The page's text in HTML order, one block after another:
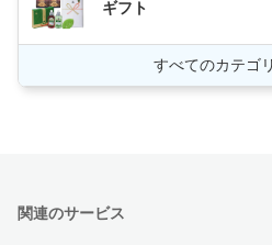
ギフト
すべてのカテゴ
関連のサービス